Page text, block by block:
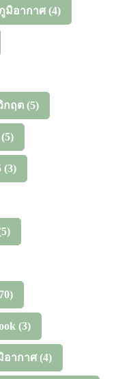
มิอากาศ(4)
กฤต (5)
(5)
(3)
(3)
อากาศ(4)